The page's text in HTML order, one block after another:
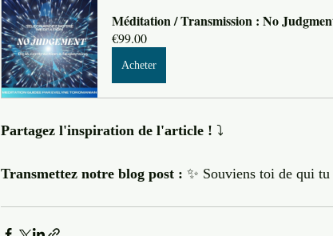
Méditation / Transmission : No
€99.00
Acheter
Partagez l'inspiration de l'article ! ⤵️
Transmettez notre blog post : ✨ Souviens toi de qui tu